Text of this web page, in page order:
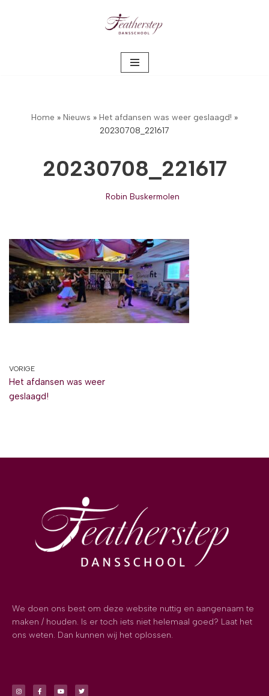
Home » Nieuws » Het afdansen was weer geslaagd! »
20230708_221617
20230708_221617
Robin Buskermolen
VORIGE
Het afdansen was weer
geslaagd!
We doen ons best om deze website nuttig en aangenaam te
maken / houden. Is er toch iets niet helemaal goed? Laat het
ons weten. Dan kunnen wij het oplossen.